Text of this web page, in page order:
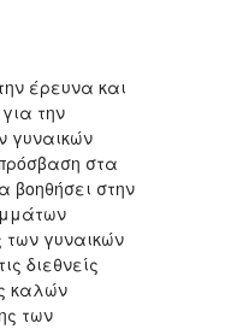
έρευνα και
την
γυναικών
στα
βοηθήσει στην
των γυναικών
διεθνείς
καλών
των